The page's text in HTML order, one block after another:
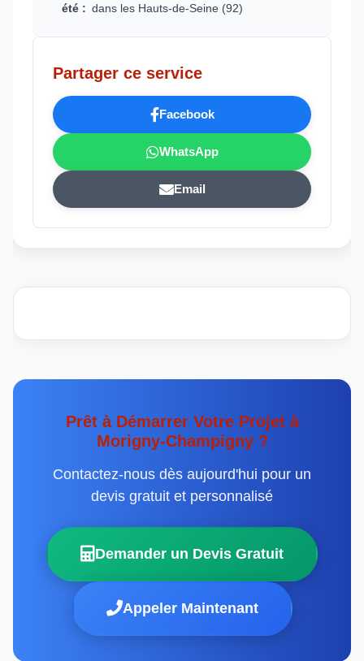
été : dans les Hauts-de-Seine (92)
Partager ce service
Facebook
WhatsApp
Email
Prêt à Démarrer Votre Projet à
Morigny-Champigny ?
Contactez-nous dès aujourd'hui pour un
devis gratuit et personnalisé
Demander un Devis Gratuit
Appeler Maintenant